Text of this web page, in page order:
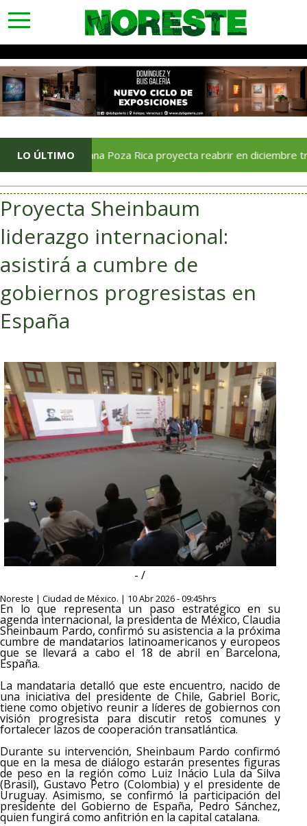
toggle
navigation
LO ÚLTIMO
Soriana Poza Rica proyecta reabrir en diciembre tras
Proyecta Sheinbaum
liderazgo internacional:
asistirá a cumbre de
gobiernos progresistas en
España
- /
Noreste | Ciudad de México. | 10 Abr 2026 - 09:45hrs
En lo que representa un paso estratégico en su
agenda internacional, la presidenta de México, Claudia
Sheinbaum Pardo, confirmó su asistencia a la próxima
cumbre de mandatarios latinoamericanos y europeos
que se llevará a cabo el 18 de abril en Barcelona,
España.
La mandataria detalló que este encuentro, nacido de
una iniciativa del presidente de Chile, Gabriel Boric,
tiene como objetivo reunir a líderes de gobiernos con
visión progresista para discutir retos comunes y
fortalecer lazos de cooperación transatlántica.
Durante su intervención, Sheinbaum Pardo confirmó
que en la mesa de diálogo estarán presentes figuras
de peso en la región como Luiz Inácio Lula da Silva
(Brasil), Gustavo Petro (Colombia) y el presidente de
Uruguay. Asimismo, se confirmó la participación del
presidente del Gobierno de España, Pedro Sánchez,
quien fungirá como anfitrión en la capital catalana.